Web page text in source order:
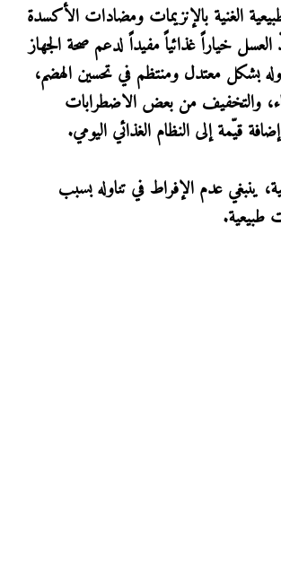
الغنية بالإنزيمات ومضادات الأكسدة
العسل خياراً غذائياً مفيداً لدعم صحة الجهاز
بشكل معتدل ومنتظم في تحسين الهضم،
والتخفيف من بعض الاضطرابات
قيّمة إلى النظام الغذائي اليومي.
ينبغي عدم الإفراط في تناوله بسبب
طبيعية.